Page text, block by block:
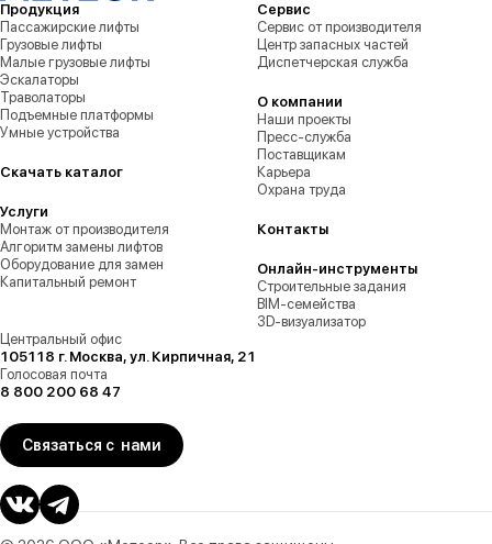
Продукция
Пассажирские лифты
Грузовые лифты
Малые грузовые лифты
Эскалаторы
Траволаторы
Подъемные платформы
Умные устройства
Скачать каталог
Услуги
Монтаж от производителя
Алгоритм замены лифтов
Оборудование для замен
Капитальный ремонт
Сервис
Сервис от производителя
Центр запасных частей
Диспетчерская служба
О компании
Наши проекты
Пресс-служба
Поставщикам
Карьера
Охрана труда
Контакты
Онлайн-инструменты
Строительные задания
BIM-семейства
3D-визуализатор
Центральный офис
105118 г. Москва, ул. Кирпичная, 21
Голосовая почта
8 800 200 68 47
Связаться с нами